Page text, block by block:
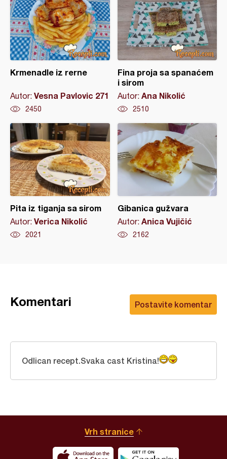
Krmenadle iz rerne
Autor: Vesna Pavlovic 271
2450
Fina proja sa spanaćem
i sirom
Autor: Ana Nikolić
2510
Pita iz tiganja sa sirom
Autor: Verica Nikolić
2021
Gibanica gužvara
Autor: Anica Vujičić
2162
Postavite komentar
Komentari
Odlican recept.Svaka cast Kristina!
Vrh stranice